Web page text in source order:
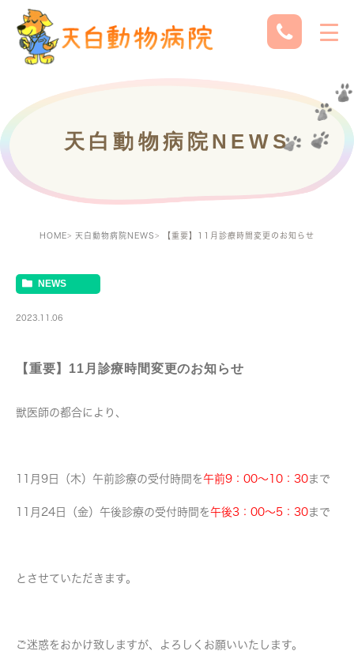
天白動物病院NEWS
HOME 天白動物病院NEWS 【重要】11月診療時間変更のお知らせ
NEWS
2023.11.06
【重要】11月診療時間変更のお知らせ
獣医師の都合により、
11月9日（木）午前診療の受付時間を午前9：00～10：30まで
11月24日（金）午後診療の受付時間を午後3：00～5：30まで
とさせていただきます。
ご迷惑をおかけ致しますが、よろしくお願いいたします。